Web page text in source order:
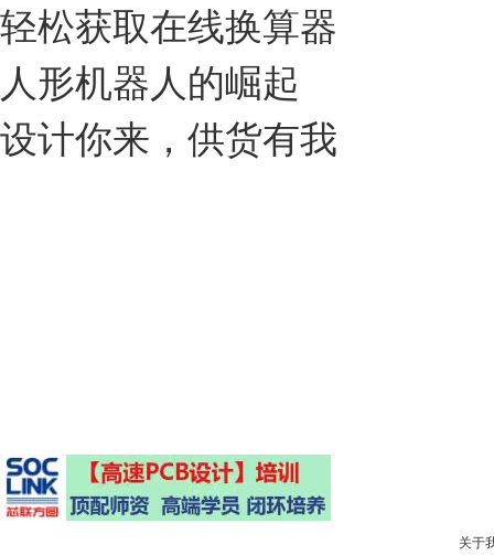
轻松获取在线换算器
人形机器人的崛起
设计你来，供货有我
关于